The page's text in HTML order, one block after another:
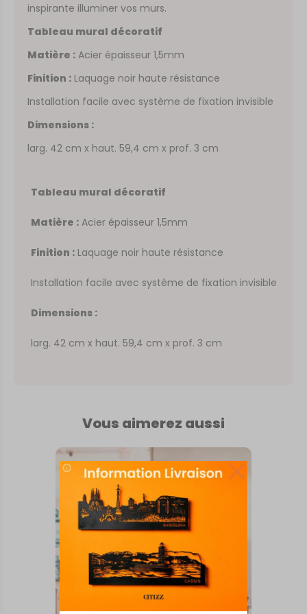
inspirante illuminer vos murs.
Tableau mural décoratif
Matière : Acier épaisseur 1,5mm
Finition : Laquage noir haute résistance
Installation facile avec système de fixation invisible
Dimensions :
larg. 42 cm x haut. 59,4 cm x prof. 3 cm
Tableau mural décoratif
Matière :Acier épaisseur 1,5mm
Finition :Laquage noir haute résistance
Installation facile avec système de fixation invisible
Dimensions :
larg. 42 cm x haut. 59,4 cm x prof. 3 cm
Vous aimerez aussi